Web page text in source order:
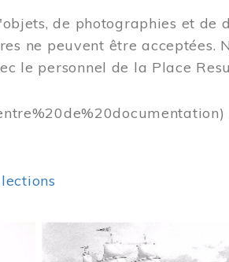
de photographies et
ne peuvent être acceptées.
le personnel de la Place